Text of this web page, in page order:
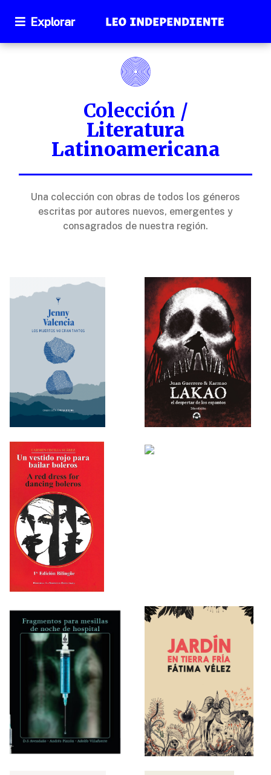
Explorar
Colección /
Literatura
Latinoamericana
Una colección con obras de todos los géneros
escritas por autores nuevos, emergentes y
consagrados de nuestra región.